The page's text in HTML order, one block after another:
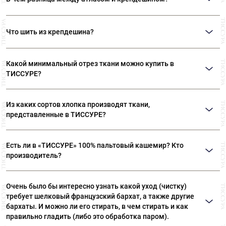
слегка растягивается и прекрасно сохраняет форму.
глянцевую поверхность. Крепдешин, произведенный из скрученных
нитей, матовый, с зернистой текстурой и гораздо менее скользкий, чем
Что шить из крепдешина?
Элегантные блузки и женственные топы.
Элитное нижнее белье, комбинации, халаты.
Воздушные летние юбки или длинные юбки с элегантными
Изящные шарфы, шали.
Какой минимальный отрез ткани можно купить в
ТИССУРЕ?
Из каких сортов хлопка производят ткани,
представленные в ТИССУРЕ?
лучших сортов длинноволокнистого хлопка: Sea Island,
Giza, Tana Low, Supima
Есть ли в «ТИССУРЕ» 100% пальтовый кашемир? Кто
производитель?
пальтовых тканей из 100% кашемира, произведенных
компаниями: Dormeuil (Франция) Agnona (Италия) Luigi
Colombo (Италия) Holland & Sherry (Великобритания)
Очень было бы интересно узнать какой уход (чистку)
требует шелковый французский бархат, а также другие
бархаты. И можно ли его стирать, в чем стирать и как
правильно гладить (либо это обработка паром).